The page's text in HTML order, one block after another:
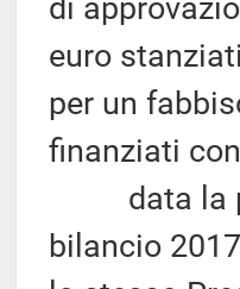
di
euro
per un
finanziati
data la
bilancio